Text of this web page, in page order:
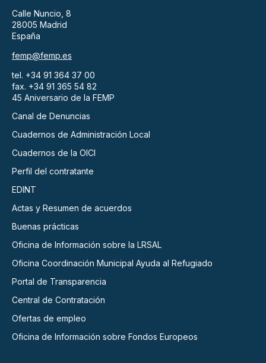
Calle Nuncio, 8
28005 Madrid
España
femp@femp.es
tel. +34 91 364 37 00
fax. +34 91 365 54 82
45 Aniversario de la FEMP
Canal de Denuncias
Cuadernos de Administración Local
Cuadernos de la OICI
Perfil del contratante
EDINT
Actas y Resumen de acuerdos
Buenas prácticas
Oficina de Información sobre la LRSAL
Oficina Coordinación Municipal Ayuda al Refugiado
Portal de Transparencia
Central de Contratación
Ofertas de empleo
Oficina de Información sobre Fondos Europeos